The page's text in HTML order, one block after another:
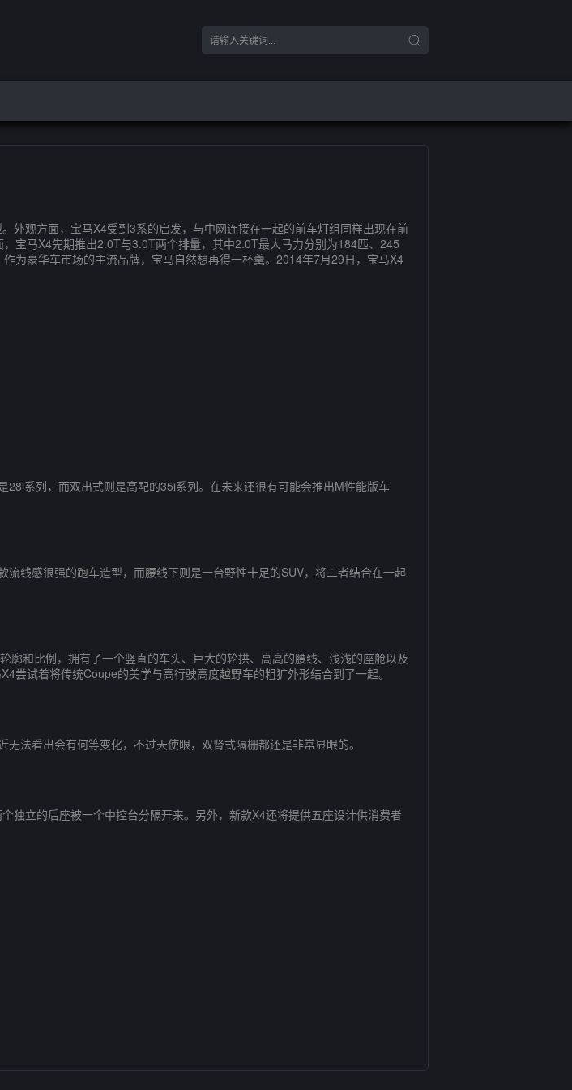
观方面，宝马X4受到3系的启发，与中网连接在一起的前车灯组同样出现在前
宝马X4先期推出2.0T与3.0T两个排量，其中2.0T最大马力分别为184匹、245
为豪华车市场的主流品牌，宝马自然想再得一杯羹。2014年7月29日，宝马X4
系列，而双出式则是高配的35i系列。在未来还很有可能会推出M性能版车
线感很强的跑车造型，而腰线下则是一台野性十足的SUV，将二者结合在一起
和比例，拥有了一个竖直的车头、巨大的轮拱、高高的腰线、浅浅的座舱以及
尝试着将传统Coupe的美学与高行驶高度越野车的粗犷外形结合到了一起。
看出会有何等变化，不过天使眼，双肾式隔栅都还是非常显眼的。
立的后座被一个中控台分隔开来。另外，新款X4还将提供五座设计供消费者